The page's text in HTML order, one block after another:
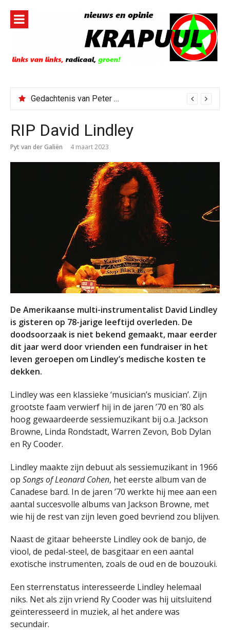
inhoud
Gedachtenis van Peter Faber
RIP David Lindley
Pyt van der Galiën 4 maart 2023
De Amerikaanse multi-instrumentalist David Lindley
is gisteren op 78-jarige leeftijd overleden. De
doodsoorzaak is niet bekend gemaakt, maar eerder
dit jaar werd door vrienden een fundraiser in het
leven geroepen om Lindley’s medische kosten te
dekken.
Lindley was een klassieke ‘musician’s musician’. Zijn
grootste faam verwierf hij in de jaren ’70 en ’80 als
hoog gewaardeerde sessiemuzikant bij o.a. Jackson
Browne, Linda Rondstadt, Warren Zevon, Bob Dylan
en Ry Cooder.
Lindley maakte zijn debuut als sessiemuzikant in 1966
op Songs of Leonard Cohen, het eerste album van de
Canadese bard. In de jaren ’70 werkte hij mee aan een
aantal succesvolle albums van Jackson Browne, met
wie hij de rest van zijn leven goed bevriend zou blijven.
Naast de gitaar beheerste Lindley ook de banjo, de
viool, de pedal-steel, de basgitaar en een aantal
exotische instrumenten, zoals de oud en de bouzouki.
Een sterrenstatus interesseerde Lindley helemaal
niks. Net als zijn vriend Ry Cooder was hij uitsluitend
geïnteresseerd in muziek, al het andere was
secundair.